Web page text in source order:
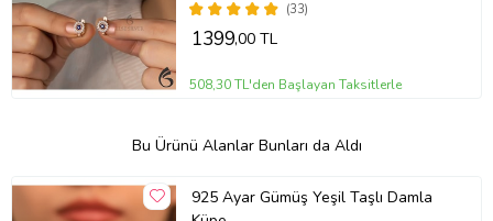
(33)
1399,00 TL
508,30 TL'den Başlayan Taksitlerle
Bu Ürünü Alanlar Bunları da Aldı
925 Ayar Gümüş Yeşil Taşlı Damla